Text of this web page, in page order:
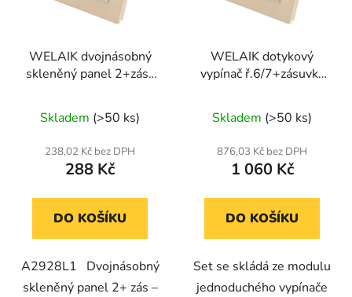
WELAIK dvojnásobný
skleněný panel 2+zás-
Skladem (>50 ks)
238,02 Kč bez DPH
288 Kč
DO KOŠÍKU
A2928L1 Dvojnásobný
skleněný panel 2+ zás –
WELAIK dotykový
vypínač ř.6/7+zásuvka
Skladem (>50 ks)
876,03 Kč bez DPH
1 060 Kč
DO KOŠÍKU
Set se skládá ze modulu
jednoduchého vypínače